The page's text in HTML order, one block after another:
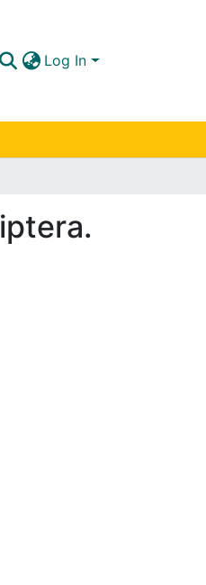
Log In